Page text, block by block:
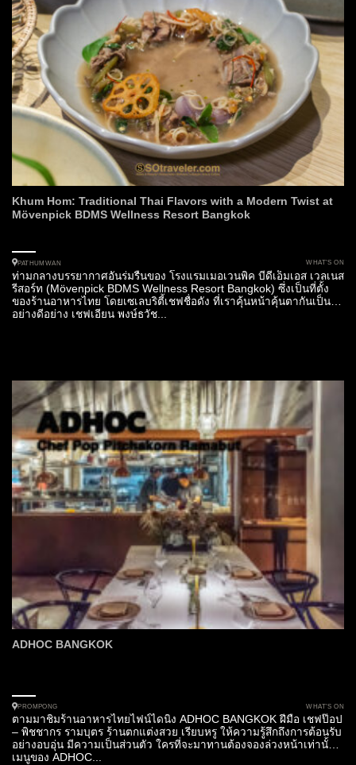
Khum Hom: Traditional Thai Flavors with a Modern Twist at
Mövenpick BDMS Wellness Resort Bangkok
PATHUMWAN WHAT’S ON
ท่ามกลางบรรยากาศอันร่มรื่นของ โรงแรมเมอเวนพิค บีดีเอ็มเอส เวลเนส
รีสอร์ท (Mövenpick BDMS Wellness Resort Bangkok) ซึ่งเป็นที่ตั้ง
ของร้านอาหารไทย โดยเซเลบริตี้เชฟชื่อดัง ที่เราคุ้นหน้าคุ้นตากันเป็น
อย่างดีอย่าง เชฟเอียน พงษ์ธวัช...
ADHOC BANGKOK
PROMPONG WHAT’S ON
ตามมาชิมร้านอาหารไทยไฟน์ไดนิ่ง ADHOC BANGKOK ฝีมือ เชฟป๊อป
– พิชชากร รามบุตร ร้านตกแต่งสวย เรียบหรู ให้ความรู้สึกถึงการต้อนรับ
อย่างอบอุ่น มีความเป็นส่วนตัว ใครที่จะมาทานต้องจองล่วงหน้าเท่านั้น
เมนูของ ADHOC...